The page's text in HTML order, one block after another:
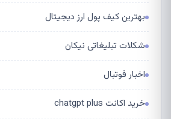
بهترین کیف پول ارز دیجیتال
شکلات تبلیغاتی نیکان
اخبار فوتبال
خرید اکانت chatgpt plus